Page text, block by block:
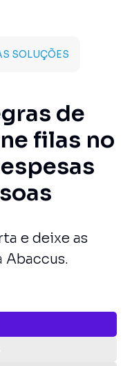
SOLUÇÕES
de
filas no
e deixe as
Abaccus.